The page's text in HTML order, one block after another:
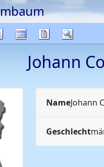
Listen KalenderBerichte
Johann
NameJohann
Geschlecht